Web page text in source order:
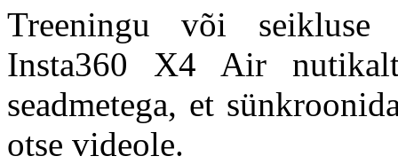
Treeningu või seikluse
Insta360 X4 Air
seadmetega, et
otse videole.